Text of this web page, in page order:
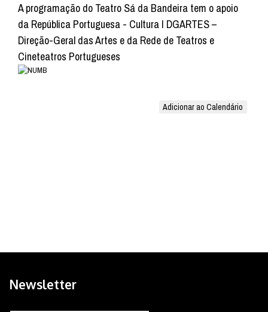
A programação do Teatro Sá da Bandeira tem o apoio
da República Portuguesa - Cultura I DGARTES –
Direção-Geral das Artes e da Rede de Teatros e
Cineteatros Portugueses
Adicionar ao Calendário
Newsletter